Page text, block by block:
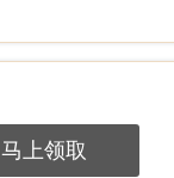
马上领取